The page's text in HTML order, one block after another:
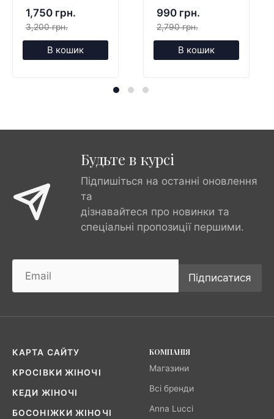
1,750 грн.
3,200 грн.
В кошик
990 грн.
2,790 грн.
В кошик
Будьте в курсі
Підпишіться на останні оновлення
та
дізнавайтеся про новинки та
спеціальні пропозиції першими.
Підписатися
КАРТА САЙТУ
КРОСІВКИ ЖІНОЧІ
КЕДИ ЖІНОЧІ
БОСОНІЖКИ ЖІНОЧІ
КОМПАНІЯ
Магазини
Всі бренди
Anna Lucci